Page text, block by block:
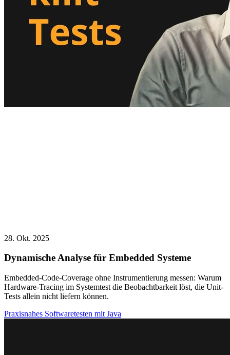
28. Okt. 2025
Dynamische Analyse für Embedded Systeme
Embedded-Code-Coverage ohne Instrumentierung messen: Warum
Hardware-Tracing im Systemtest die Beobachtbarkeit löst, die Unit-
Tests allein nicht liefern können.
Praxisnahes Softwaretesten mit Java